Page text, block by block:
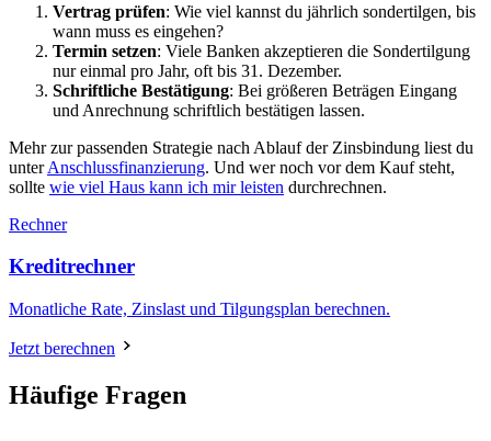
Vertrag prüfen: Wie viel kannst du jährlich sondertilgen, bis
wann muss es eingehen?
Termin setzen: Viele Banken akzeptieren die Sondertilgung
nur einmal pro Jahr, oft bis 31. Dezember.
Schriftliche Bestätigung: Bei größeren Beträgen Eingang
und Anrechnung schriftlich bestätigen lassen.
Mehr zur passenden Strategie nach Ablauf der Zinsbindung liest du
unterAnschlussfinanzierung. Und wer noch vor dem Kauf steht,
sollte wie viel Haus kann ich mir leisten durchrechnen.
Rechner
Kreditrechner
Monatliche Rate, Zinslast und Tilgungsplan berechnen.
Jetzt berechnen
Häufige Fragen